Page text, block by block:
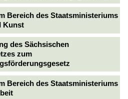
Bereich des Staatsministeriums
Kunst
des Sächsischen
zum
Bereich des Staatsministeriums